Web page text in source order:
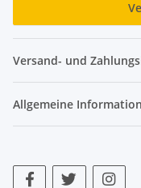
Versand- und
Allgemeine